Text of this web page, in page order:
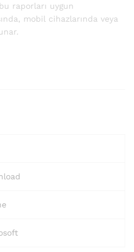
raporları uygun
mobil cihazlarında veya